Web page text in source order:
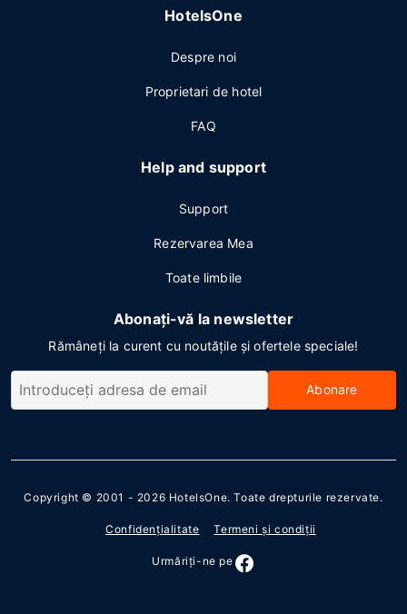
HotelsOne
Despre noi
Proprietari de hotel
FAQ
Help and support
Support
Rezervarea Mea
Toate limbile
Abonați-vă la newsletter
Rămâneți la curent cu noutățile și ofertele speciale!
Abonare
Copyright © 2001 - 2026 HotelsOne. Toate drepturile rezervate.
Confidenţialitate Termeni şi condiţii
Urmăriţi-ne pe